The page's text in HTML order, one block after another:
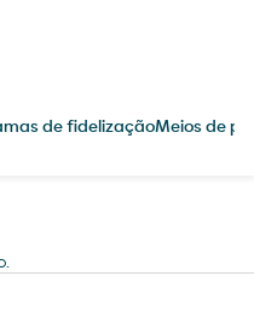
de fidelizaçãoMeios de